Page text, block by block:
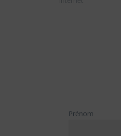
Prénom